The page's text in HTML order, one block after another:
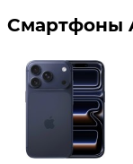
Смартфоны